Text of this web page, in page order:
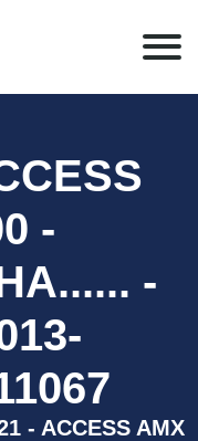
-
-
- ACCESS AMX